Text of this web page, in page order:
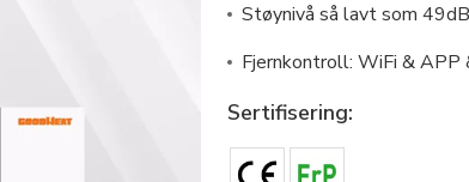
Støynivå så lavt som
Fjernkontroll: WiFi &
Sertifisering: